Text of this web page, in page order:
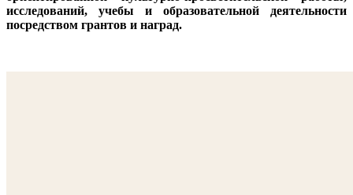
исследований, учебы и образовательной деятельности
посредством грантов и наград.